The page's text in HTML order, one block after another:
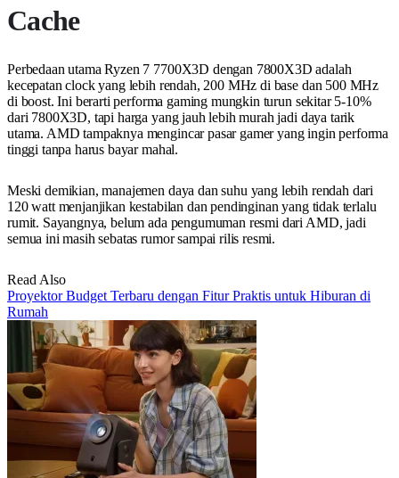
Cache
Perbedaan utama Ryzen 7 7700X3D dengan 7800X3D adalah
kecepatan clock yang lebih rendah, 200 MHz di base dan 500 MHz
di boost. Ini berarti performa gaming mungkin turun sekitar 5-10%
dari 7800X3D, tapi harga yang jauh lebih murah jadi daya tarik
utama. AMD tampaknya mengincar pasar gamer yang ingin performa
tinggi tanpa harus bayar mahal.
Meski demikian, manajemen daya dan suhu yang lebih rendah dari
120 watt menjanjikan kestabilan dan pendinginan yang tidak terlalu
rumit. Sayangnya, belum ada pengumuman resmi dari AMD, jadi
semua ini masih sebatas rumor sampai rilis resmi.
Read Also
Proyektor Budget Terbaru dengan Fitur Praktis untuk Hiburan di
Rumah